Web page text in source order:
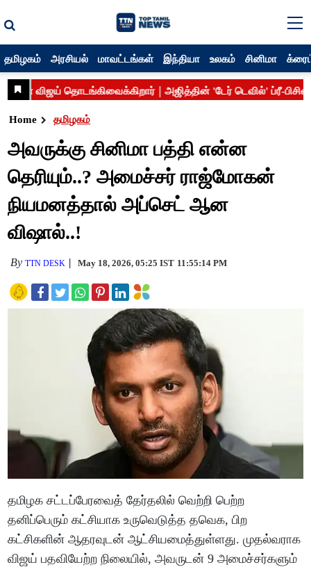
தமிழகம் அரசியல் மாவட்டங்கள் இந்தியா உலகம் சினிமா
Home தமிழகம்
அவருக்கு சினிமா பத்தி என்ன
தெரியும்..? அமைச்சர் ராஜ்மோகன்
நியமனத்தால் அப்செட் ஆன
விஷால்..!
ByTTN DESK May 18, 2026, 05:25 IST 11:55:14 PM
தமிழக சட்டப்பேரவைத் தேர்தலில் வெற்றி பெற்ற
தனிப்பெரும் கட்சியாக உருவெடுத்த தவெக, பிற
கட்சிகளின் ஆதரவுடன் ஆட்சியமைத்துள்ளது. முதல்வராக
விஜய் பதவியேற்ற நிலையில், அவருடன் 9 அமைச்சர்களும்